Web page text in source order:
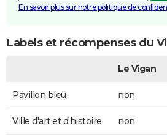
En savoir plus sur notre politique de
Labels et récompenses du
Le Vigan
Pavillon bleu non
Ville d'art et d'histoire non